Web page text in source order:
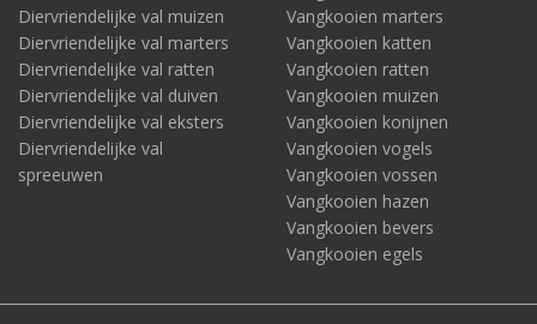
Diervriendelijke val muizen
Diervriendelijke val marters
Diervriendelijke val ratten
Diervriendelijke val duiven
Diervriendelijke val eksters
Diervriendelijke val
spreeuwen
Vangkooien marters
Vangkooien katten
Vangkooien ratten
Vangkooien muizen
Vangkooien konijnen
Vangkooien vogels
Vangkooien vossen
Vangkooien hazen
Vangkooien bevers
Vangkooien egels